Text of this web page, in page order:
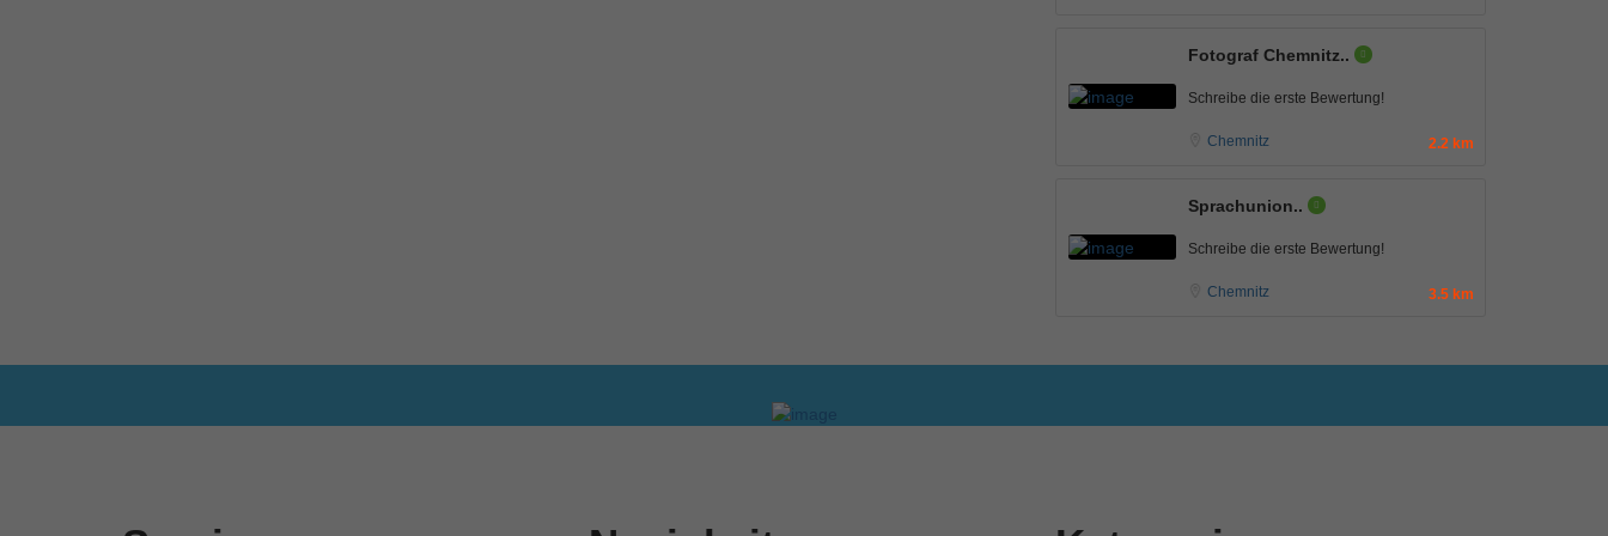
Fotograf Chemnitz..
Schreibe die erste Bewertung!
Chemnitz 2.2 km
Sprachunion..
Schreibe die erste Bewertung!
Chemnitz 3.5 km